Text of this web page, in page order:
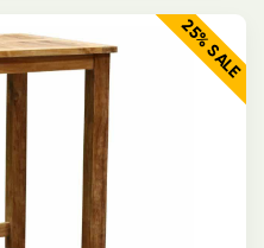
25% SALE